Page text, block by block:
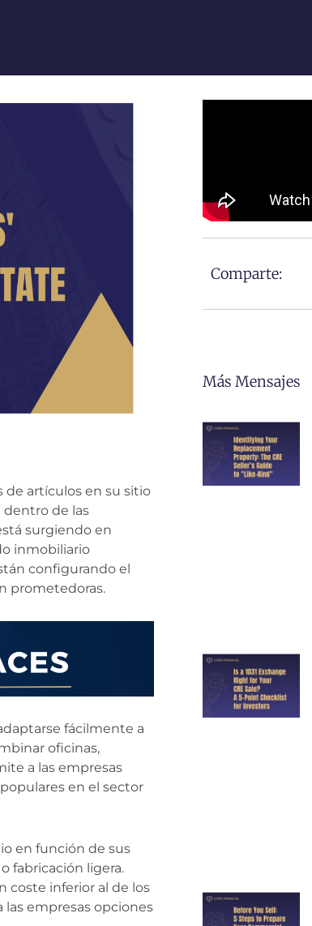
de artículos en su sitio
dentro de las
surgiendo en
inmobiliario
configurando el
prometedoras.
fácilmente a
oficinas,
a las empresas
en el sector
en función de sus
fabricación ligera.
coste inferior al de los
las empresas opciones
Comparte:
Más Mensajes